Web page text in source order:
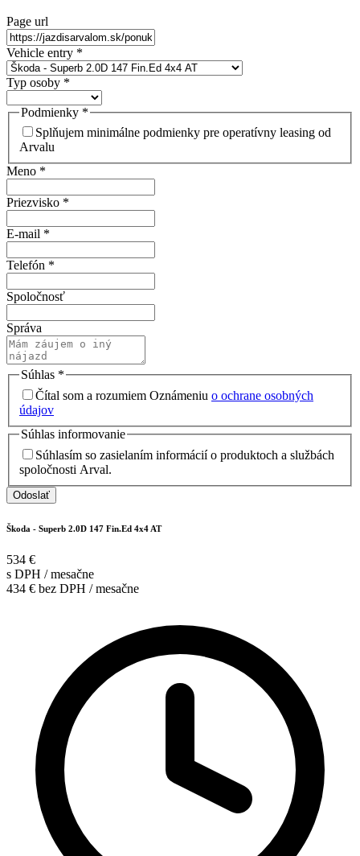
Page url
Vehicle entry *
Typ osoby *
Podmienky *
Splňujem minimálne podmienky pre operatívny leasing od
Arvalu
Meno *
Priezvisko *
E-mail *
Telefón *
Spoločnosť
Správa
Súhlas *
Čítal som a rozumiem Oznámeniu o ochrane osobných
údajov
Súhlas informovanie
Súhlasím so zasielaním informácií o produktoch a službách
spoločnosti Arval.
Odoslať
Škoda - Superb 2.0D 147 Fin.Ed 4x4 AT
534 €
s DPH / mesačne
434 € bez DPH / mesačne